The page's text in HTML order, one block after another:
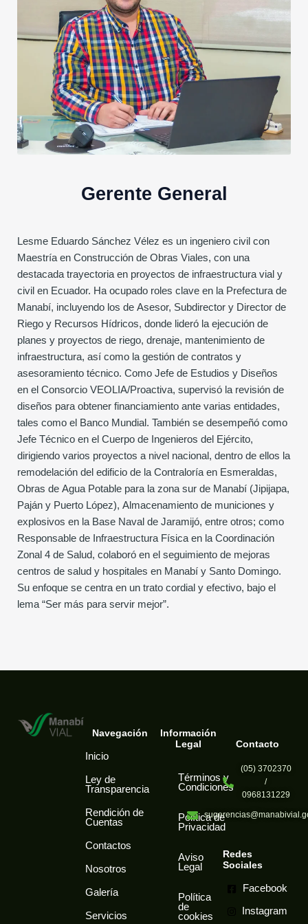
Gerente General
Lesme Eduardo Sánchez Vélez es un ingeniero civil con
Maestría en Construcción de Obras Viales, con una
destacada trayectoria en proyectos de infraestructura vial y
civil en Ecuador. Ha ocupado roles clave en la Prefectura de
Manabí, incluyendo los de Asesor, Subdirector y Director de
Riego y Recursos Hídricos, donde lideró la ejecución de
planes y proyectos de riego, drenaje, mantenimiento de
infraestructura, así como la gestión de contratos y
asesoramiento técnico. Como Jefe de Estudios y Diseños
en el Consorcio VEOLIA/Proactiva, supervisó la revisión de
diseños para obtener financiamiento ante varias entidades,
tales como el Banco Mundial. También se desempeñó como
Jefe Técnico en el Cuerpo de Ingenieros del Ejército,
dirigiendo varios proyectos a nivel nacional, dentro de ellos la
remodelación del edificio de la Contraloría en Esmeraldas,
Obras de Agua Potable para la zona sur de Manabí (Jipijapa,
Paján y Puerto López), Almacenamiento de municiones y
explosivos en la Base Naval de Jaramijó, entre otros; como
Responsable de Infraestructura Física en la Coordinación
Zonal 4 de Salud, colaboró en el seguimiento de mejoras
centros de salud y hospitales en Manabí y Santo Domingo.
Su enfoque se centra en un trato cordial y efectivo, bajo el
lema “Ser más para servir mejor”.
Navegación
Inicio
Ley de
Transparencia
Rendición de
Cuentas
Contactos
Nosotros
Galería
Servicios
Información
Legal
Términos y
Condiciones
Política de
Privacidad
Aviso
Legal
Política
de
cookies
Contacto
(05) 3702370
/
0968131229
Redes
Sociales
Facebook
Instagram